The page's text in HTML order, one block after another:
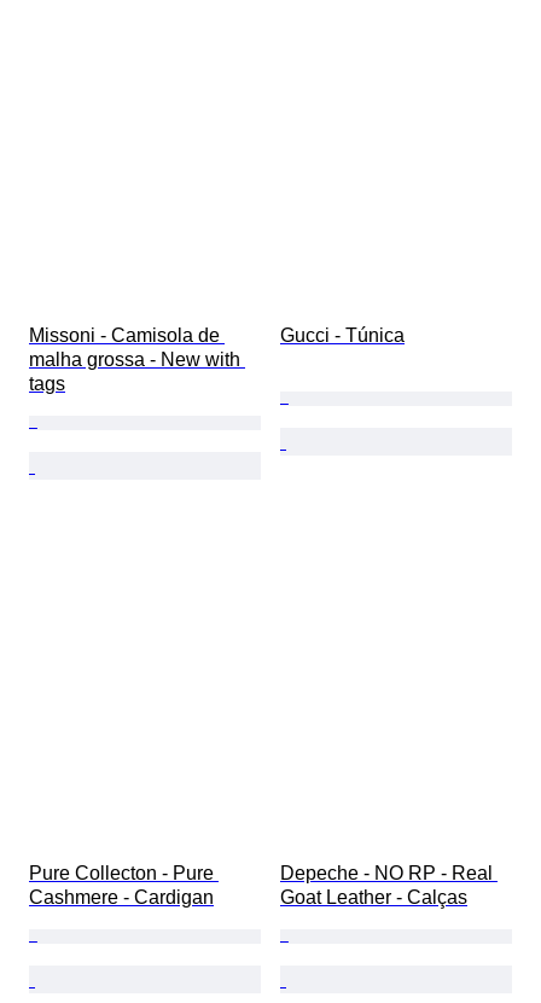
Missoni - Camisola de
malha grossa - New with
tags
Gucci - Túnica
Pure Collecton - Pure
Cashmere - Cardigan
Depeche - NO RP - Real
Goat Leather - Calças